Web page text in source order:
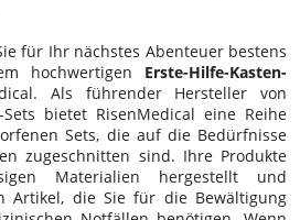
für Ihr nächstes Abenteuer bestens
hochwertigen Erste-Hilfe-Kasten-
Als führender Hersteller von
bietet RisenMedical eine Reihe
Sets, die auf die Bedürfnisse
zugeschnitten sind. Ihre Produkte
Materialien hergestellt und
Artikel, die Sie für die Bewältigung